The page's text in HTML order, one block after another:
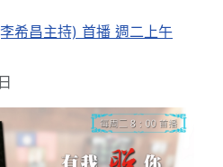
希昌主持) 首播 週二上午